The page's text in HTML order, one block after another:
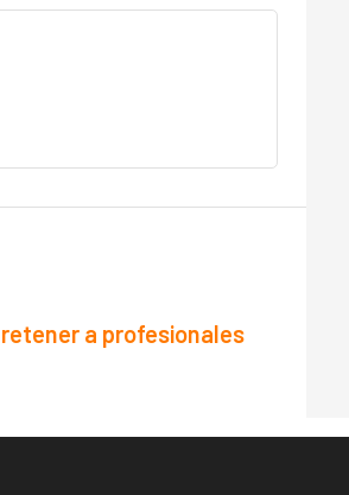
a profesionales